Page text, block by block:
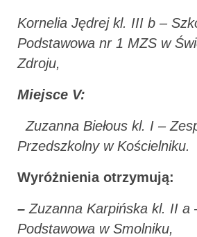
Kornelia Jędrej kl. III b –
Podstawowa nr 1 MZS w
Zdroju,
Miejsce V:
Zuzanna Biełous kl. I –
Przedszkolny w Kościelniku.
Wyróżnienia otrzymują:
– Zuzanna Karpińska kl. II a
Podstawowa w Smolniku,